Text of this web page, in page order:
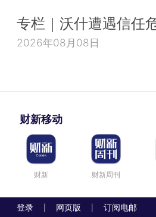
专栏｜沃什遭遇信任
2026年08月08日
财新移动
财新 财新周刊
登录 网页版 订阅电邮